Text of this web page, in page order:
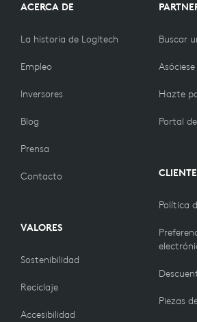
ACERCA DE
La historia de Logitech
Empleo
Inversores
Blog
Prensa
Contacto
VALORES
Sostenibilidad
Reciclaje
Accesibilidad
Buscar
Hazte
Portal
Política
Piezas